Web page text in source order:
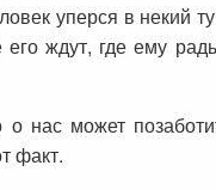
уперся в
ждут, где ему
нас может
факт.